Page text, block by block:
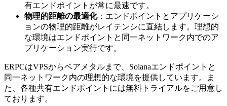
有エンドポイントが常に最速です。
物理的距離の最適化：エンドポイントとアプリケーシ
ョンの物理的距離がレイテンシに直結します。理想的
な環境はエンドポイントと同一ネットワーク内でのア
プリケーション実行です。
ERPCはVPSからベアメタルまで、Solanaエンドポイントと
同一ネットワーク内の理想的な環境を提供しています。ま
た、各種共有エンドポイントには無料トライアルをご用意し
ております。